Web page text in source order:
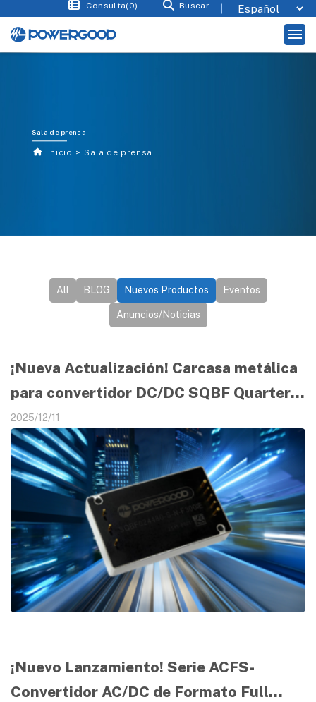
Consulta(0) Buscar
Sala de prensa
Inicio Sala de prensa
All BLOG Nuevos Productos Eventos
Anuncios/Noticias
¡Nueva Actualización! Carcasa metálica
para convertidor DC/DC SQBF Quarter
Brick de 300W
2025/12/11
¡Nuevo Lanzamiento! Serie ACFS-
Convertidor AC/DC de Formato Full